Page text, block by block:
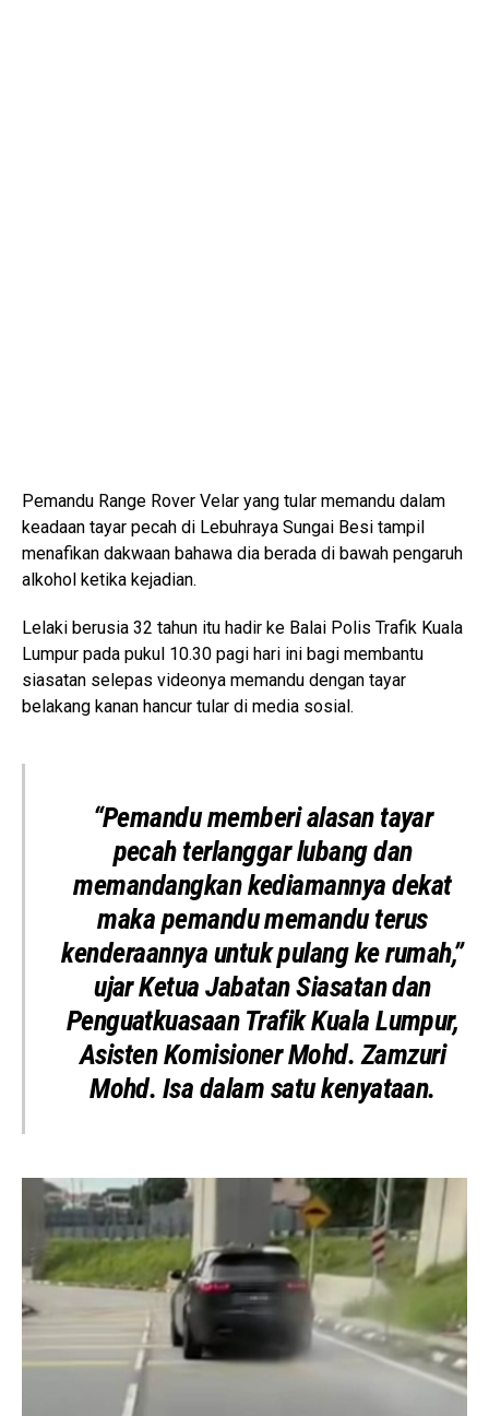
Pemandu Range Rover Velar yang tular memandu dalam
keadaan tayar pecah di Lebuhraya Sungai Besi tampil
menafikan dakwaan bahawa dia berada di bawah pengaruh
alkohol ketika kejadian.
Lelaki berusia 32 tahun itu hadir ke Balai Polis Trafik Kuala
Lumpur pada pukul 10.30 pagi hari ini bagi membantu
siasatan selepas videonya memandu dengan tayar
belakang kanan hancur tular di media sosial.
“Pemandu memberi alasan tayar
pecah terlanggar lubang dan
memandangkan kediamannya dekat
maka pemandu memandu terus
kenderaannya untuk pulang ke rumah,”
ujar Ketua Jabatan Siasatan dan
Penguatkuasaan Trafik Kuala Lumpur,
Asisten Komisioner Mohd. Zamzuri
Mohd. Isa dalam satu kenyataan.